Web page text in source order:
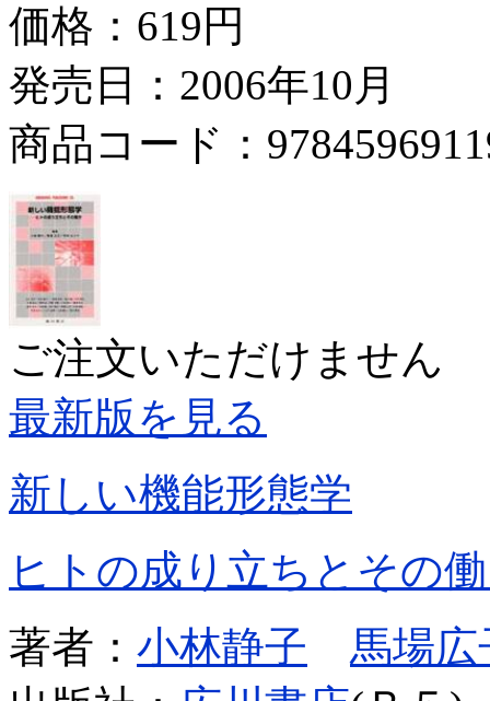
価格： 619円
発売日：2006年10月
商品コード：
ご注文いただけません
最新版を見る
新しい機能形態学
ヒトの成り立ちとその
著者： 小林静子
馬場広